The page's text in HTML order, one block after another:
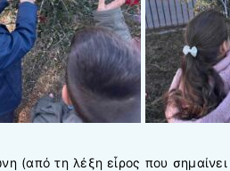
(από τη λέξη εἶρος που